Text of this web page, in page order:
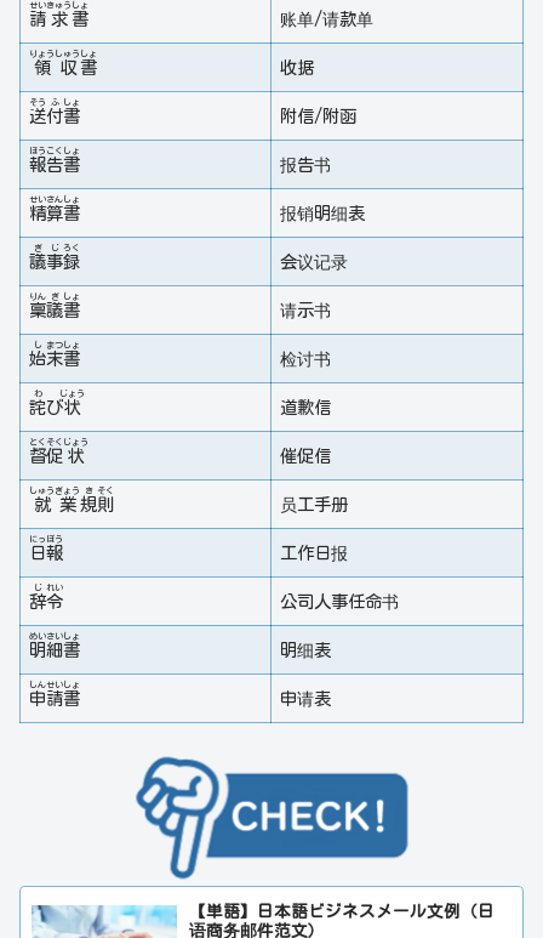
請
せい
求
きゅう
書
しょ
账单/请款单
領
りょう
収
しゅう
書
しょ
收据
送
そう
付
ふ
書
しょ
附信/附函
報
ほう
告
こく
書
しょ
报告书
精
せい
算
さん
書
しょ
报销明细表
議
ぎ
事
じ
録
ろく
会议记录
稟
りん
議
ぎ
書
しょ
请示书
始
し
末
まつ
書
しょ
检讨书
詫
わ
び状
じょう
道歉信
督
とく
促
そく
状
じょう
催促信
就
しゅう
業
ぎょう
規
き
則
そく
员工手册
日
にっ
報
ぽう
工作日报
辞
じ
令
れい
公司人事任命书
明
めい
細
さい
書
しょ
明细表
申
しん
請
せい
書
しょ
申请表
【単語】日本語ビジネスメール文例（日
语商务邮件范文）